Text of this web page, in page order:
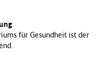
für Gesundheit ist der